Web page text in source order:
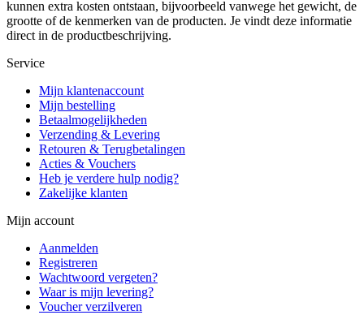
kunnen extra kosten ontstaan, bijvoorbeeld vanwege het gewicht, de
grootte of de kenmerken van de producten. Je vindt deze informatie
direct in de productbeschrijving.
Service
Mijn klantenaccount
Mijn bestelling
Betaalmogelijkheden
Verzending & Levering
Retouren & Terugbetalingen
Acties & Vouchers
Heb je verdere hulp nodig?
Zakelijke klanten
Mijn account
Aanmelden
Registreren
Wachtwoord vergeten?
Waar is mijn levering?
Voucher verzilveren